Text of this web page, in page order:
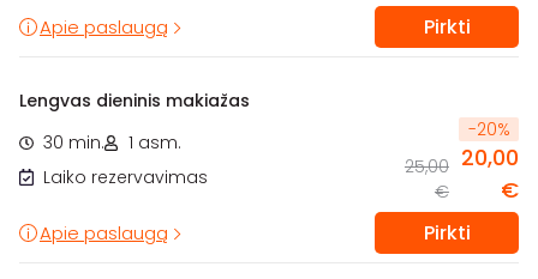
Apie paslaugą Pirkti
Lengvas dieninis makiažas
30 min.
1 asm.
Laiko rezervavimas
-20%
25,00
€
20,00
€
Apie paslaugą Pirkti